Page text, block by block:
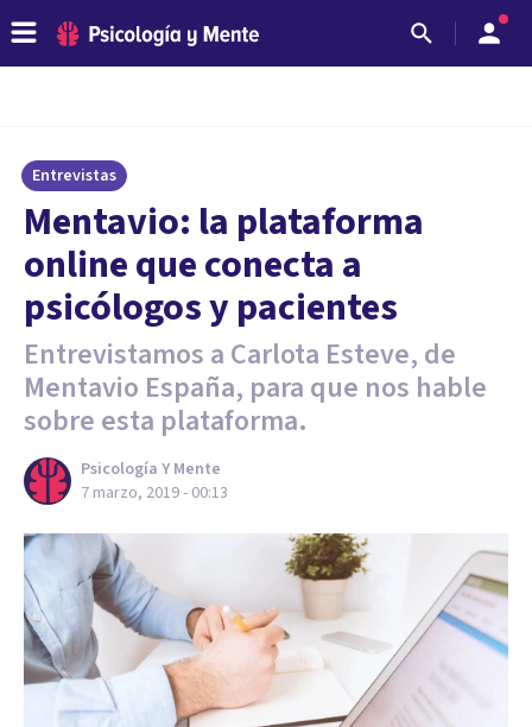
Entrevistas
Mentavio: la plataforma
online que conecta a
psicólogos y pacientes
Entrevistamos a Carlota Esteve, de
Mentavio España, para que nos hable
sobre esta plataforma.
Psicología Y Mente
7 marzo, 2019 - 00:13